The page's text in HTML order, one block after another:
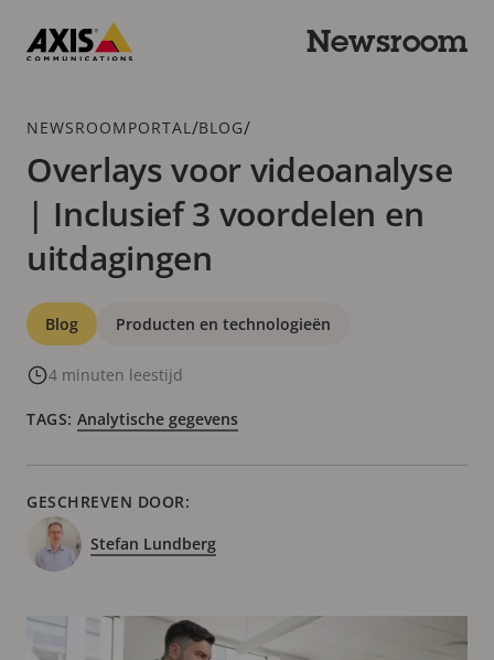
naar
Newsroom
Kruimelspoor
NEWSROOMPORTAL /BLOG/
Overlays voor videoanalyse
| Inclusief 3 voordelen en
uitdagingen
Categorieën
Blog Producten en technologieën
4 minuten leestijd
TAGS: Analytische gegevens
GESCHREVEN DOOR:
Stefan Lundberg